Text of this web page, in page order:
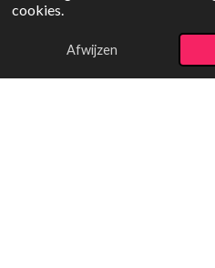
cookies.
Afwijzen
E-mailadres